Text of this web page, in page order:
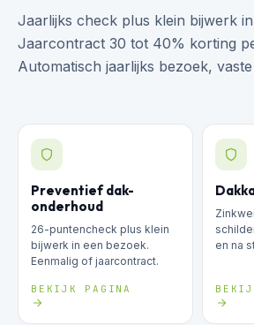
Jaarlijks check plus klein bijwerk
Jaarcontract 30 tot 40% korting
Automatisch jaarlijks bezoek,
Preventief dak-
onderhoud
26-puntencheck plus klein
bijwerk in een bezoek.
Eenmalig of jaarcontract.
BEKIJK PAGINA
en na